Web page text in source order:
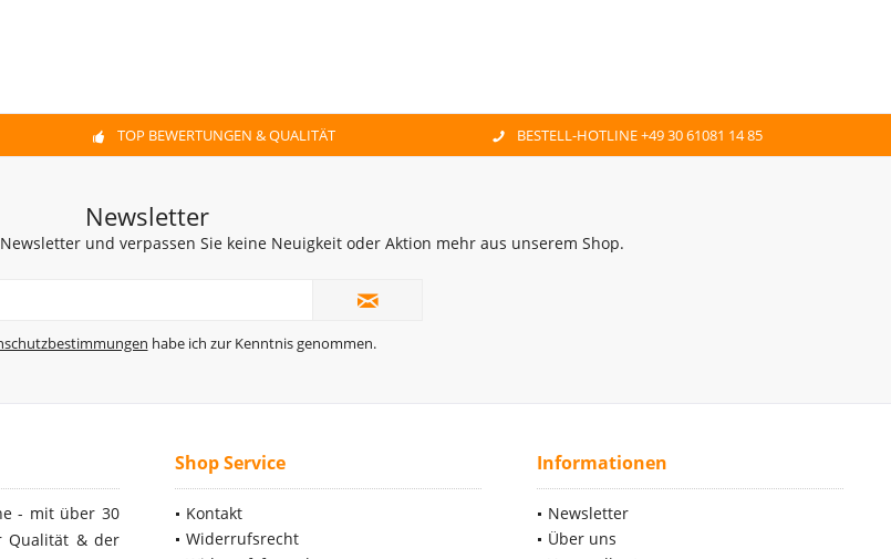
TOP BEWERTUNGEN & QUALITÄT BESTELL-HOTLINE +49 30 61081 14 85
Newsletter
und verpassen Sie keine Neuigkeit oder Aktion mehr aus unserem Shop.
habe ich zur Kenntnis genommen.
- mit über 30
Qualität & der
Shop Service
Kontakt
Widerrufsrecht
Informationen
Newsletter
Über uns